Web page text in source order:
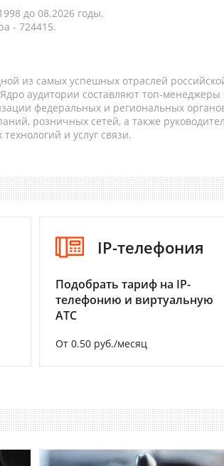
до 08.2026 годы.
- 724415.
из самых успешных отраслей
аудитории составляют топ-менеджеры
федеральных и региональных
розничных сетей, а также
и услуг связи.
IP-телефония
Подобрать тариф на IP-
телефонию и виртуальную
АТС
От 0.50 руб./месяц